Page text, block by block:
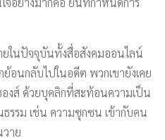
ในปัจจุบันทั้งสื่อสังคมออนไลน์
อนกลับไปในอดีต พวกเขายังเคย
งส์ ด้วยบุคลิกที่สะท้อนความเป็น
รรม เช่น ความซุกซน เข้ากับคน
วาย